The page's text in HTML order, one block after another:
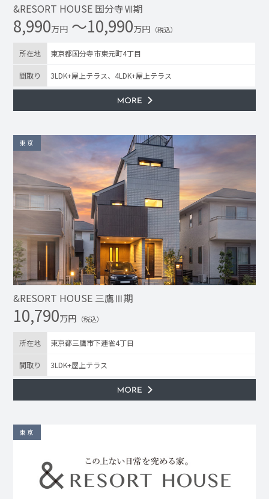
&RESORT HOUSE 国分寺Ⅶ期
8,990万円 〜10,990万円 （税込）
所在地 東京都国分寺市東元町4丁目
間取り 3LDK+屋上テラス、4LDK+屋上テラス
東京
&RESORT HOUSE 三鷹Ⅲ期
10,790万円 （税込）
所在地 東京都三鷹市下連雀4丁目
間取り 3LDK+屋上テラス
東京